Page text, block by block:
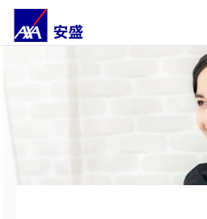
企業概覽
網上購買